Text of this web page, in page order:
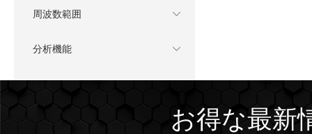
周波数範囲
分析機能
お得な最新